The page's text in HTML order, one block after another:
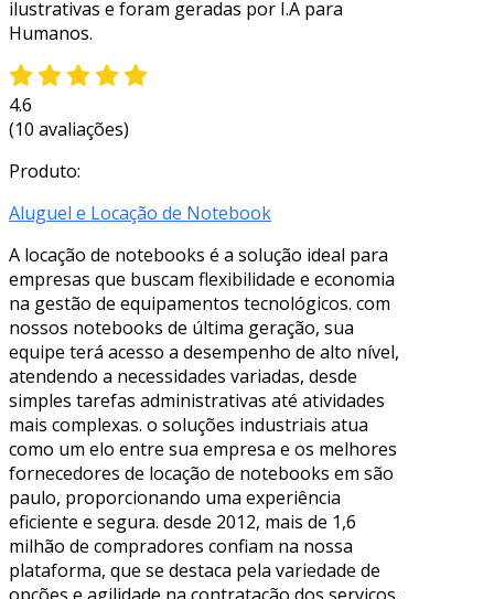
ilustrativas e foram geradas por I.A para
Humanos.
4.6
(10 avaliações)
Produto:
Aluguel e Locação de Notebook
A locação de notebooks é a solução ideal para
empresas que buscam flexibilidade e economia
na gestão de equipamentos tecnológicos. com
nossos notebooks de última geração, sua
equipe terá acesso a desempenho de alto nível,
atendendo a necessidades variadas, desde
simples tarefas administrativas até atividades
mais complexas. o soluções industriais atua
como um elo entre sua empresa e os melhores
fornecedores de locação de notebooks em são
paulo, proporcionando uma experiência
eficiente e segura. desde 2012, mais de 1,6
milhão de compradores confiam na nossa
plataforma, que se destaca pela variedade de